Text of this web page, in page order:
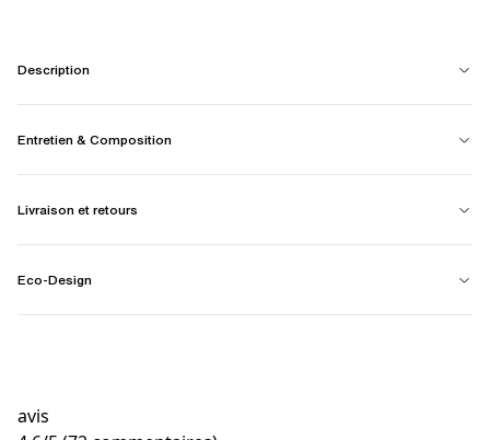
Description
Entretien & Composition
Livraison et retours
Eco-Design
avis